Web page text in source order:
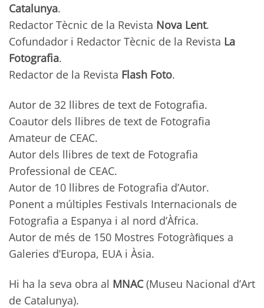
Catalunya.
Redactor Tècnic de la Revista Nova Lent.
Cofundador i Redactor Tècnic de la Revista La
Fotografia.
Redactor de la Revista Flash Foto.
Autor de 32 llibres de text de Fotografia.
Coautor dels llibres de text de Fotografia
Amateur de CEAC.
Autor dels llibres de text de Fotografia
Professional de CEAC.
Autor de 10 llibres de Fotografia d’Autor.
Ponent a múltiples Festivals Internacionals de
Fotografia a Espanya i al nord d’Àfrica.
Autor de més de 150 Mostres Fotogràﬁques a
Galeries d’Europa, EUA i Àsia.
Hi ha la seva obra al MNAC(Museu Nacional d’Art
de Catalunya).